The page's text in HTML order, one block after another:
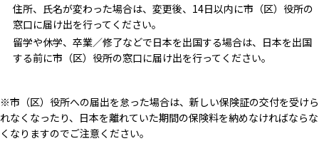
住所、氏名が変わった場合は、変更後、14日以内に市（区）役所の
窓口に届け出を行ってください。
留学や休学、卒業／修了などで日本を出国する場合は、日本を出国
する前に市（区）役所の窓口に届け出を行ってください。
※市（区）役所への届出を怠った場合は、新しい保険証の交付を受けら
れなくなったり、日本を離れていた期間の保険料を納めなければならな
くなりますのでご注意ください。